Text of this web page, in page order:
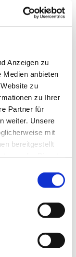
Anzeigen zu
Medien anbieten
zu
zu Ihrer
Partner für
weiter. Unsere
mit
bereitgestellt
setzen wir
überzeugt
Präzision
Partner
auf die